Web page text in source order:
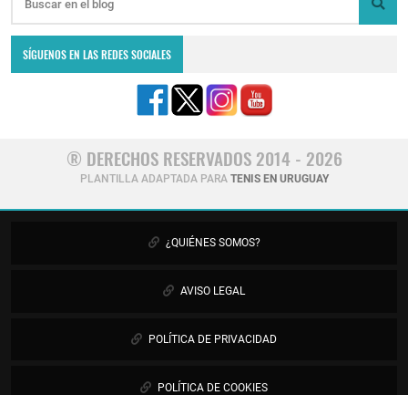
SÍGUENOS EN LAS REDES SOCIALES
® DERECHOS RESERVADOS 2014 - 2026
PLANTILLA ADAPTADA PARA TENIS EN URUGUAY
¿QUIÉNES SOMOS?
AVISO LEGAL
POLÍTICA DE PRIVACIDAD
POLÍTICA DE COOKIES